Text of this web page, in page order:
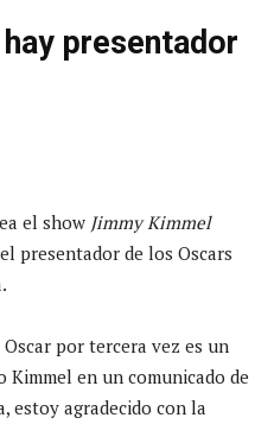
presentador
el show Jimmy Kimmel
presentador de los Oscars
por tercera vez es un
en un comunicado de
estoy agradecido con la